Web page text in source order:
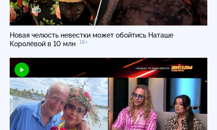
Новая челюсть невестки может обойтись Наташе
Королёвой в 10 млн
16+